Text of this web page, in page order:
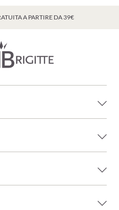
A PARTIRE DA 39€